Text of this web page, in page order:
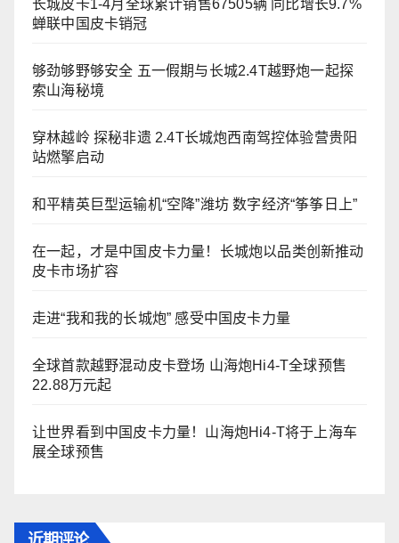
长城皮卡1-4月全球累计销售67505辆 同比增长9.7%
蝉联中国皮卡销冠
够劲够野够安全 五一假期与长城2.4T越野炮一起探
索山海秘境
穿林越岭 探秘非遗 2.4T长城炮西南驾控体验营贵阳
站燃擎启动
和平精英巨型运输机“空降”潍坊 数字经济“筝筝日上”
在一起，才是中国皮卡力量！长城炮以品类创新推动
皮卡市场扩容
走进“我和我的长城炮” 感受中国皮卡力量
全球首款越野混动皮卡登场 山海炮Hi4-T全球预售
22.88万元起
让世界看到中国皮卡力量！山海炮Hi4-T将于上海车
展全球预售